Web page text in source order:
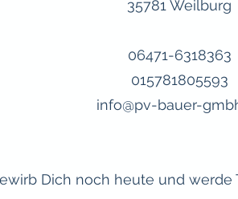
35781 Weilburg
06471-6318363
015781805593
info@pv-bauer-
Dich noch heute und werde